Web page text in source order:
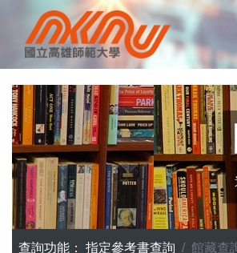
查詢功能： 指定參考書查詢 館藏查